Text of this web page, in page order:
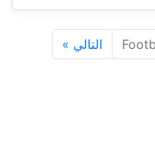
التالي »